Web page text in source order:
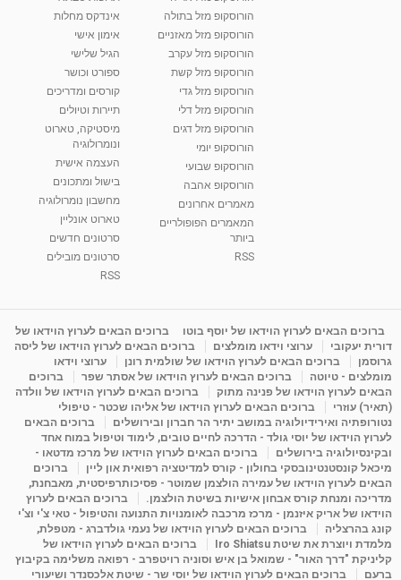
הורוסקופ מזל בתולה
הורוסקופ מזל מאזניים
הורוסקופ מזל עקרב
הורוסקופ מזל קשת
הורוסקופ מזל גדי
הורוסקופ מזל דלי
הורוסקופ מזל דגים
הורוסקופ יומי
הורוסקופ שבועי
הורוסקופ אהבה
מאמרים אחרונים
המאמרים הפופולריים
ביותר
RSS
אינדקס מחלות
אימון אישי
הגיל שלישי
ספורט וכושר
קורסים ומדריכים
תיירות וטיולים
מיסטיקה, טארוט
ונומרולוגיה
העצמה אישית
בישול ומתכונים
מחשבון נומרולוגיה
טארוט אונליין
סרטונים חדשים
סרטונים מובילים
RSS
ברוכים הבאים לערוץ הוידאו של יוסף בוטו
ברוכים הבאים לערוץ הוידאו של
דורית יעקובי
ערוצי וידאו מומלצים
ברוכים הבאים לערוץ הוידאו של ליסה
גרוסמן
ברוכים הבאים לערוץ הוידאו של שולמית רונן
ערוצי וידאו
מומלצים - טיוטה
ברוכים הבאים לערוץ הוידאו של אסתר שפר
ברוכים
הבאים לערוץ הוידאו של פנינה מתוק
ברוכים הבאים לערוץ הוידאו של וולדה
(תאיר) עוזרי
ברוכים הבאים לערוץ הוידאו של אליהו שכטר - טיפולי
נטורופתיה ואירידיולוגיה במושב יתיר הר חברון ובירושלים
ברוכים הבאים
לערוץ הוידאו של יוסי גולד - הדרכה לחיים טובים, לימוד וטיפול במוח אחד
ובקינסיולוגיה בירושלים
ברוכים הבאים לערוץ הוידאו של מרכז מדטאו -
מיכאל קונסטנטינובסקי בחולון - קורס למדיטציה רפואית און ליין
ברוכים
הבאים לערוץ הוידאו של עמירה הולצמן שמוטר - פסיכותרפיסטית, מאבחנת,
מדריכה ומנחת קורס אבחון אישיות בשיטת הולצמן.
ברוכים הבאים לערוץ
הוידאו של אריק איזנמן - מרכז מרכבה לאומנויות התנועה והטיפול - טאי צ'י וצ'י
קונג בהרצליה
ברוכים הבאים לערוץ הוידאו של נעמי גולדברג - מטפלת,
מלמדת ויוצרת את שיטת Iro Shiatsu
ברוכים הבאים לערוץ הוידאו של
קליניקת "דרך האור" - שמואל בן איש וסוניה רויטפרב - רפואה משלימה בקיבוץ
ברעם
ברוכים הבאים לערוץ הוידאו של יוסי שר - שיטת אלכסנדר ושיעורי